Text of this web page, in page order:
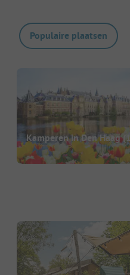
Populaire plaatsen
Kamperen in Den Haag